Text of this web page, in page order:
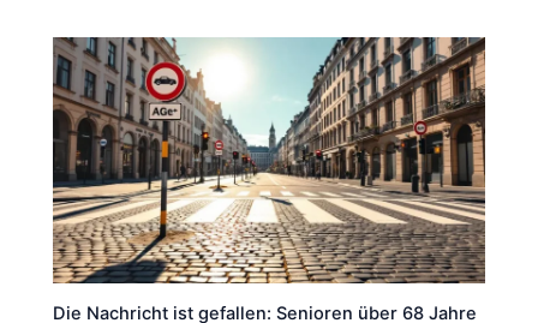
Die Nachricht ist gefallen: Senioren über 68 Jahre